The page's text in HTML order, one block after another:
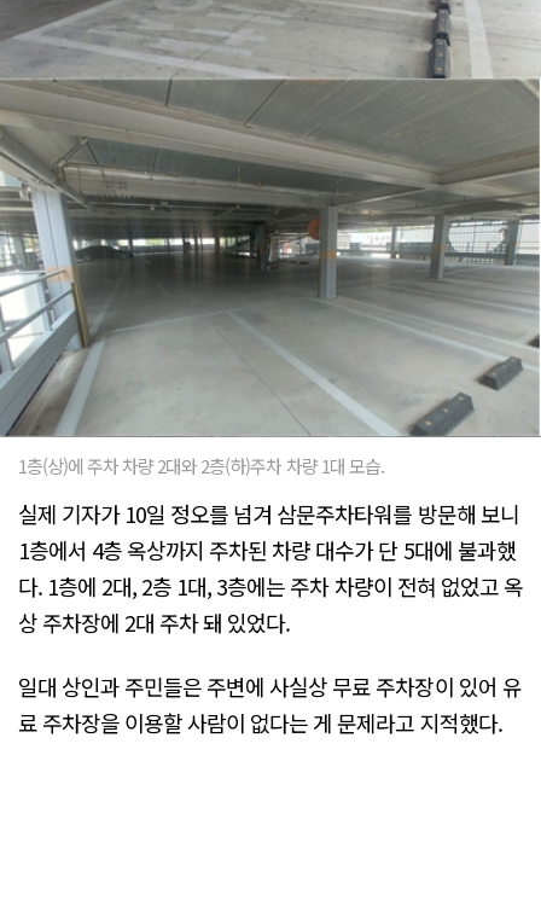
1층(상)에 주차 차량 2대와 2층(하)주차 차량 1대 모습.
실제 기자가 10일 정오를 넘겨 삼문주차타워를 방문해 보니
1층에서 4층 옥상까지 주차된 차량 대수가 단 5대에 불과했
다. 1층에 2대, 2층 1대, 3층에는 주차 차량이 전혀 없었고 옥
상 주차장에 2대 주차 돼 있었다.
일대 상인과 주민들은 주변에 사실상 무료 주차장이 있어 유
료 주차장을 이용할 사람이 없다는 게 문제라고 지적했다.